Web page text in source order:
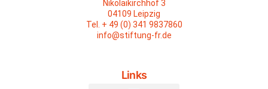
Nikolaikirchhof 3
04109 Leipzig
Tel. + 49 (0) 341 9837860
info@stiftung-fr.de
Links